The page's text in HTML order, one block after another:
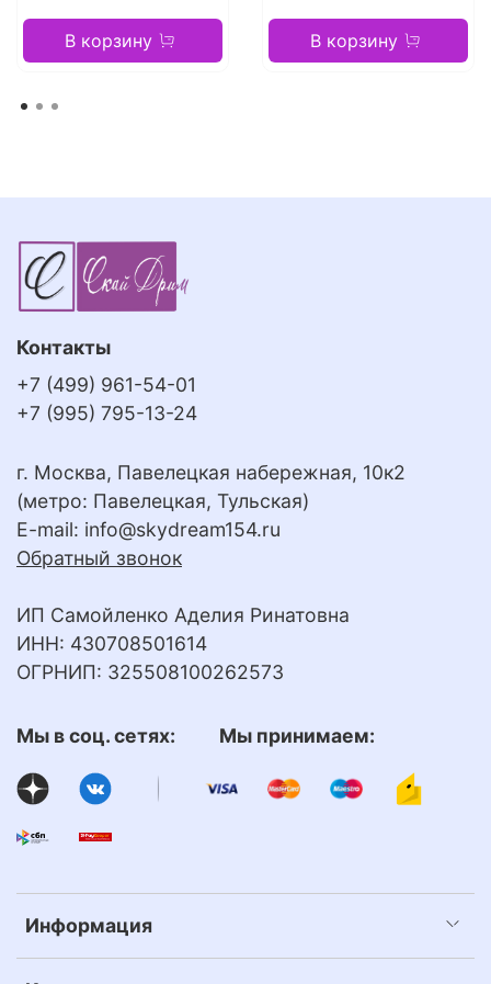
В корзину В корзину
Информация
Контакты
+7 (499) 961-54-01
+7 (995) 795-13-24
г. Москва, Павелецкая набережная, 10к2
(метро: Павелецкая, Тульская)
E-mail: info@skydream154.ru
Обратный звонок
ИП Самойленко Аделия Ринатовна
ИНН: 430708501614
ОГРНИП: 325508100262573
Мы в соц. сетях: Мы принимаем: